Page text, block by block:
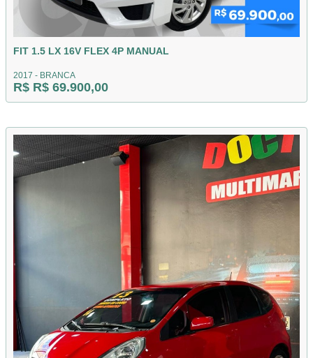
FIT 1.5 LX 16V FLEX 4P MANUAL
2017 - BRANCA
R$ R$ 69.900,00